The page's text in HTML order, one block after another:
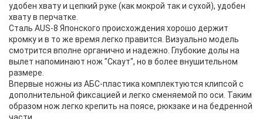
удобен хвату и цепкий руке (как мокрой так и сухой), удобен
хвату в перчатке.
Сталь AUS-8 Японского происхождения хорошо держит
кромку и в то же время легко правится. Визуально модель
смотрится вполне органично и надежно. Глубокие долы на
вылет напоминают нож "Скаут", но в более внушительном
размере.
Впервые ножны из АБС-пластика комплектуются клипсой с
дополнительной фиксацией и легко сменяемой по оси. Таким
образом нож легко крепить на поясе, рюкзаке и на бедренной